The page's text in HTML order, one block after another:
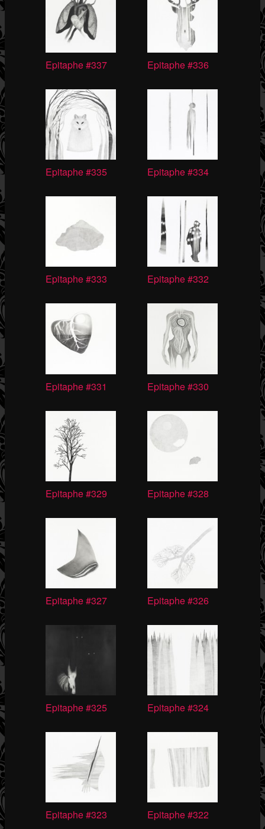
Epitaphe #337 Epitaphe #336
Epitaphe #335 Epitaphe #334
Epitaphe #333 Epitaphe #332
Epitaphe #331 Epitaphe #330
Epitaphe #329 Epitaphe #328
Epitaphe #327 Epitaphe #326
Epitaphe #325 Epitaphe #324
Epitaphe #323 Epitaphe #322